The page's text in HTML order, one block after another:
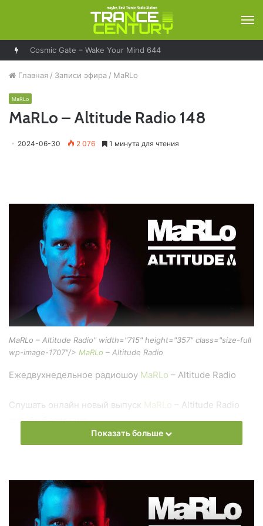
Cosmic Gate – Wake Your Mind 644
Главная / Записи эфира / MaRLo
MaRLo
MaRLo – Altitude Radio 148
2024-06-30 2 076 1 минута для чтения
MaRLo – Altitude Radio" width="715" height="357" class="size-full
wp-image-1707"/> MaRLo – Altitude Radio
Ежедвухнедельное радиошоу MaRLo – Altitude Radio
Слушать онлайн новый выпуск MaRLo – Altitude Radio
онлайн бесплатно
Radio в формате mp3. Лучшая музыкальная подборка и
альбомы исполнителя marlo.
Показать больше